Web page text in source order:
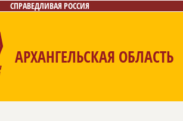
СПРАВЕДЛИВАЯ РОССИЯ
АРХАНГЕЛЬСКАЯ ОБЛАСТЬ